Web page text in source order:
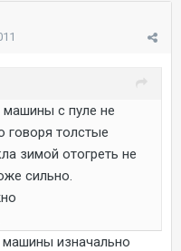
машины с пуле не
говоря толстые
зимой отогреть не
сильно.
изначально